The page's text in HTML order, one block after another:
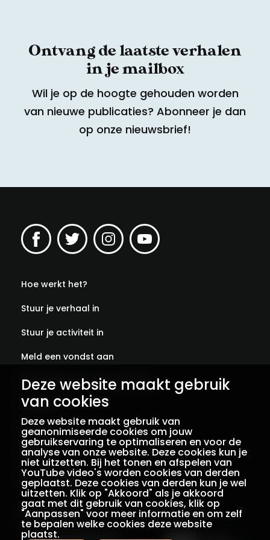
Deze website maakt gebruik
van cookies
Deze website maakt gebruik van
geanonimiseerde cookies om jouw
gebruikservaring te optimaliseren en voor de
analyse van onze website. Deze cookies kun je
niet uitzetten. Bij het tonen en afspelen van
YouTube video's worden cookies van derden
geplaatst. Deze cookies van derden kun je wel
uitzetten. Klik op "Akkoord" als je akkoord
gaat met dit gebruik van cookies, klik op
"Aanpassen" voor meer informatie en om zelf
te bepalen welke cookies deze website
plaatst.
Ontvang de laatste verhalen
in je mailbox
Wil je op de hoogte gehouden worden
van nieuwe publicaties? Abonneer je dan
op onze nieuwsbrief!
Hoe werkt het?
Stuur je verhaal in
Stuur je activiteit in
Meld een vondst aan
Abonneer je op onze verhalen
Contact
Colofon
Privacy
Voorwaarden
Een initiatief van Met dank aan